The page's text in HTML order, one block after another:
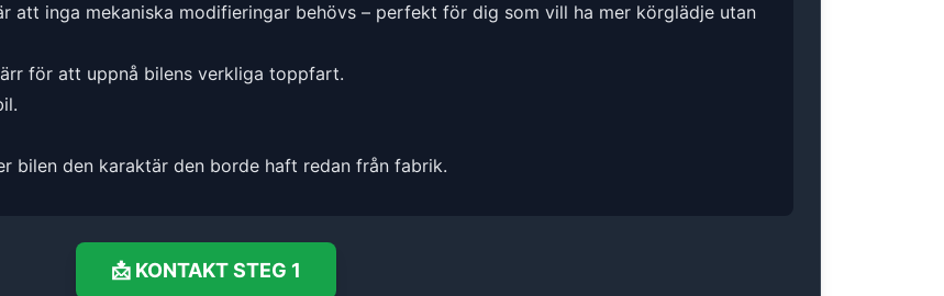
att inga mekaniska modifieringar behövs – perfekt för dig som vill ha mer körglädje utan
för att uppnå bilens verkliga toppfart.
bilen den karaktär den borde haft redan från fabrik.
📩 KONTAKT STEG 1